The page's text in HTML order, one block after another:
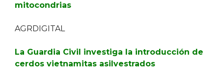
mitocondrias
AGRDIGITAL
La Guardia Civil investiga la introducción de
cerdos vietnamitas asilvestrados